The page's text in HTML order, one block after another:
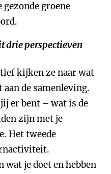
groene
drie perspectieven
kijken ze naar wat
de samenleving.
er bent – wat is de
zijn met je
Het tweede
wat je doet en hebben